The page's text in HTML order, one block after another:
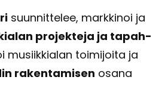
suun­nit­te­lee, mark­ki­noi ja
pro­jek­te­ja ja ta­pah­
musiik­kia­lan toi­mi­joi­ta ja
ra­ken­ta­mi­sen osana